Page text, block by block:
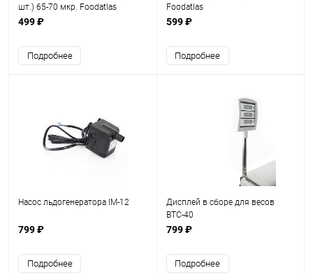
шт.) 65-70 мкр. Foodatlas
499 ₽
Подробнее
Foodatlas
599 ₽
Подробнее
Насос льдогенератора IM-12
799 ₽
Подробнее
Дисплей в сборе для весов
ВТС-40
799 ₽
Подробнее